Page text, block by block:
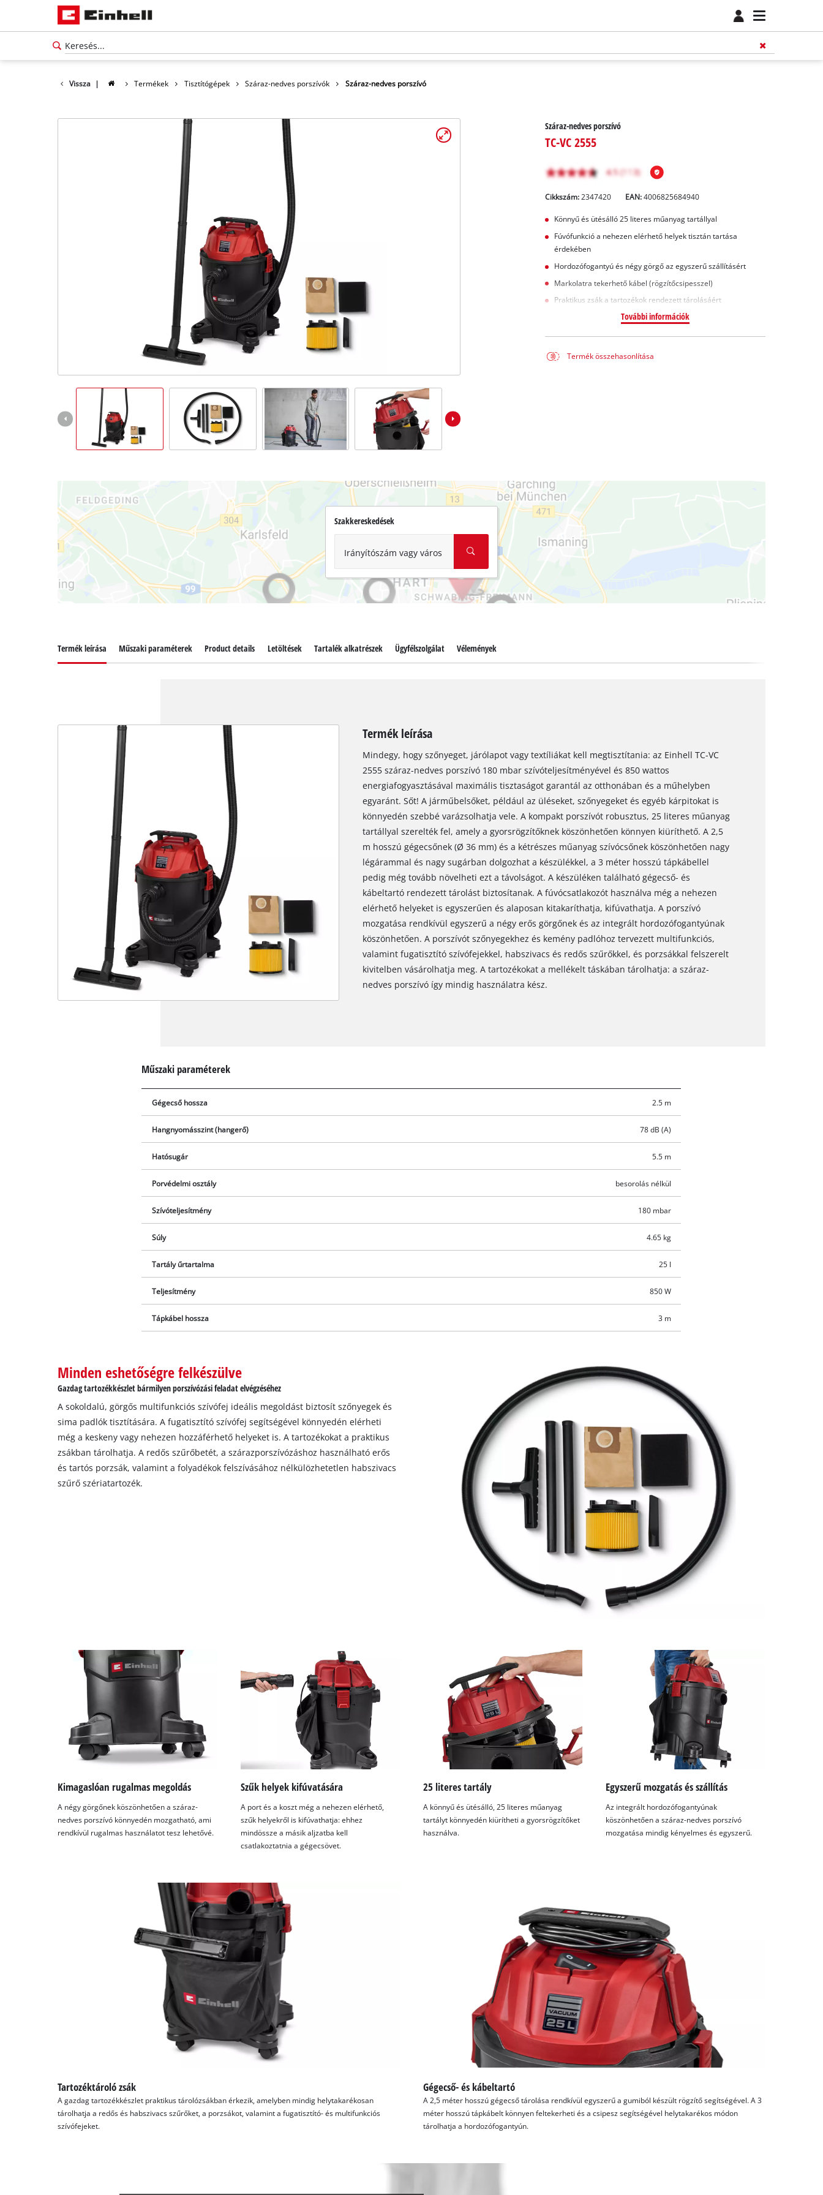
Vissza | Termékek Tisztítógépek Száraz-nedves porszívók Száraz-nedves porszívó
Száraz-nedves porszívó
TC-VC 2555
Cikkszám: 2347420 EAN:4006825684940
Könnyű és ütésálló 25 literes műanyag tartállyal
Fúvófunkció a nehezen elérhető helyek tisztán tartása
érdekében
Hordozófogantyú és négy görgő az egyszerű szállításért
Markolatra tekerhető kábel (rögzítőcsipesszel)
Praktikus zsák a tartozékok rendezett tárolásáért
További információk
Termék összehasonlítása
Szakkereskedések
Irányítószám vagy város
szükségünk van az Ön jóváhagyására!
to the list of technologies used.
Powered by
Management Platform
Termék leírása Műszaki paraméterek Product details Letöltések Tartalék alkatrészek Ügyfélszolgálat Vélemények
Termék leírása
Mindegy, hogy szőnyeget, járólapot vagy textíliákat kell megtisztítania: az Einhell TC-VC
2555 száraz-nedves porszívó 180 mbar szívóteljesítményével és 850 wattos
energiafogyasztásával maximális tisztaságot garantál az otthonában és a műhelyben
egyaránt. Sőt! A járműbelsőket, például az üléseket, szőnyegeket és egyéb kárpitokat is
könnyedén szebbé varázsolhatja vele. A kompakt porszívót robusztus, 25 literes műanyag
tartállyal szerelték fel, amely a gyorsrögzítőknek köszönhetően könnyen kiüríthető. A 2,5
m hosszú gégecsőnek (Ø 36 mm) és a kétrészes műanyag szívócsőnek köszönhetően nagy
légárammal és nagy sugárban dolgozhat a készülékkel, a 3 méter hosszú tápkábellel
pedig még tovább növelheti ezt a távolságot. A készüléken található gégecső- és
kábeltartó rendezett tárolást biztosítanak. A fúvócsatlakozót használva még a nehezen
elérhető helyeket is egyszerűen és alaposan kitakaríthatja, kifúvathatja. A porszívó
mozgatása rendkívül egyszerű a négy erős görgőnek és az integrált hordozófogantyúnak
köszönhetően. A porszívót szőnyegekhez és kemény padlóhoz tervezett multifunkciós,
valamint fugatisztító szívófejekkel, habszivacs és redős szűrőkkel, és porzsákkal felszerelt
kivitelben vásárolhatja meg. A tartozékokat a mellékelt táskában tárolhatja: a száraz-
nedves porszívó így mindig használatra kész.
Műszaki paraméterek
Gégecső hossza 2.5 m
Hangnyomásszint (hangerő) 78 dB (A)
Hatósugár 5.5 m
Porvédelmi osztály besorolás nélkül
Szívóteljesítmény 180 mbar
Súly 4.65 kg
Tartály űrtartalma 25 l
Teljesítmény 850 W
Tápkábel hossza 3 m
Minden eshetőségre felkészülve
Gazdag tartozékkészlet bármilyen porszívózási feladat elvégzéséhez
A sokoldalú, görgős multifunkciós szívófej ideális megoldást biztosít szőnyegek és
sima padlók tisztítására. A fugatisztító szívófej segítségével könnyedén elérheti
még a keskeny vagy nehezen hozzáférhető helyeket is. A tartozékokat a praktikus
zsákban tárolhatja. A redős szűrőbetét, a szárazporszívózáshoz használható erős
és tartós porzsák, valamint a folyadékok felszívásához nélkülözhetetlen habszivacs
szűrő szériatartozék.
Kimagaslóan rugalmas megoldás
A négy görgőnek köszönhetően a száraz-
nedves porszívó könnyedén mozgatható, ami
rendkívül rugalmas használatot tesz lehetővé.
Szűk helyek kifúvatására
A port és a koszt még a nehezen elérhető,
szűk helyekről is kifúvathatja: ehhez
mindössze a másik aljzatba kell
csatlakoztatnia a gégecsövet.
25 literes tartály
A könnyű és ütésálló, 25 literes műanyag
tartályt könnyedén kiürítheti a gyorsrögzítőket
használva.
Egyszerű mozgatás és szállítás
Az integrált hordozófogantyúnak
köszönhetően a száraz-nedves porszívó
mozgatása mindig kényelmes és egyszerű.
Tartozéktároló zsák
A gazdag tartozékkészlet praktikus tárolózsákban érkezik, amelyben mindig helytakarékosan
tárolhatja a redős és habszivacs szűrőket, a porzsákot, valamint a fugatisztító- és multifunkciós
szívófejeket.
Gégecső- és kábeltartó
A 2,5 méter hosszú gégecső tárolása rendkívül egyszerű a gumiból készült rögzítő segítségével. A 3
méter hosszú tápkábelt könnyen feltekerheti és a csipesz segítségével helytakarékos módon
tárolhatja a hordozófogantyún.